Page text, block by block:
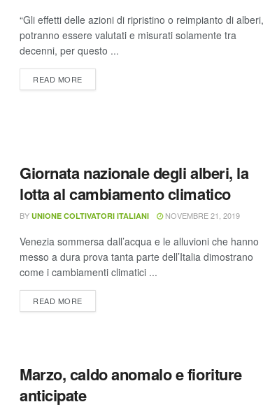
“Gli effetti delle azioni di ripristino o reimpianto di alberi,
potranno essere valutati e misurati solamente tra
decenni, per questo ...
READ MORE
Giornata nazionale degli alberi, la
lotta al cambiamento climatico
BY UNIONE COLTIVATORI ITALIANI NOVEMBRE 21, 2019
Venezia sommersa dall’acqua e le alluvioni che hanno
messo a dura prova tanta parte dell’Italia dimostrano
come i cambiamenti climatici ...
READ MORE
Marzo, caldo anomalo e fioriture
anticipate